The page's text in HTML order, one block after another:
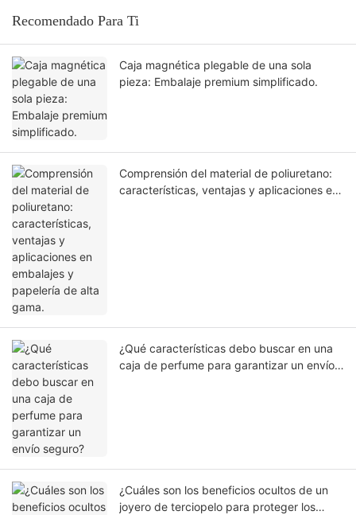
Recomendado Para Ti
Caja magnética plegable de una sola
pieza: Embalaje premium simplificado.
Comprensión del material de poliuretano:
características, ventajas y aplicaciones en
¿Qué características debo buscar en una
caja de perfume para garantizar un envío
¿Cuáles son los beneficios ocultos de un
joyero de terciopelo para proteger los